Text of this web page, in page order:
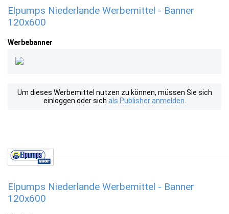
Elpumps Niederlande Werbemittel - Banner
120x600
Werbebanner
Um dieses Werbemittel nutzen zu können, müssen Sie sich
einloggen oder sich als Publisher anmelden
Elpumps Niederlande Werbemittel - Banner
120x600